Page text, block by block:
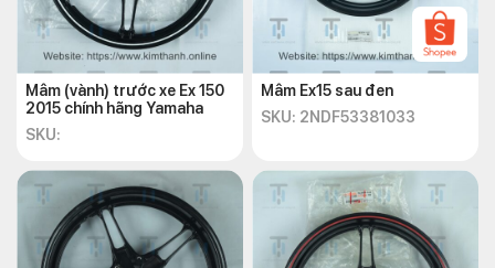
Mâm (vành) trước xe Ex 150
2015 chính hãng Yamaha
SKU:
Mâm Ex15 sau đen
SKU: 2NDF53381033